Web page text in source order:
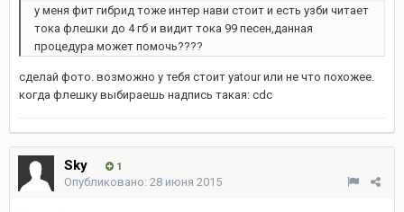
у меня фит гибрид тоже интер нави стоит и есть узби читает
тока флешки до 4 гб и видит тока 99 песен,данная
процедура может помочь????
сделай фото. возможно у тебя стоит yatour или не что похожее.
когда флешку выбираешь надпись такая: сdс
Sky 1
Опубликовано: 28 июня 2015